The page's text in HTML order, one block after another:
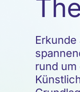
rund um